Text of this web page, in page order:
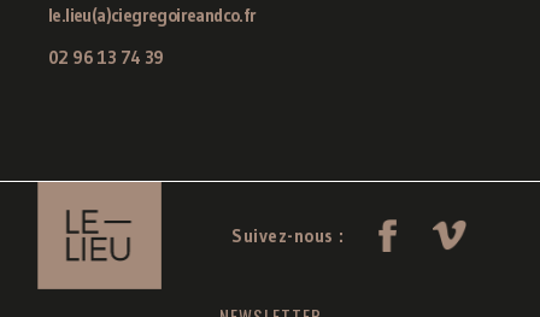
le.lieu(a)ciegregoireandco.fr
02 96 13 74 39
Suivez-nous :